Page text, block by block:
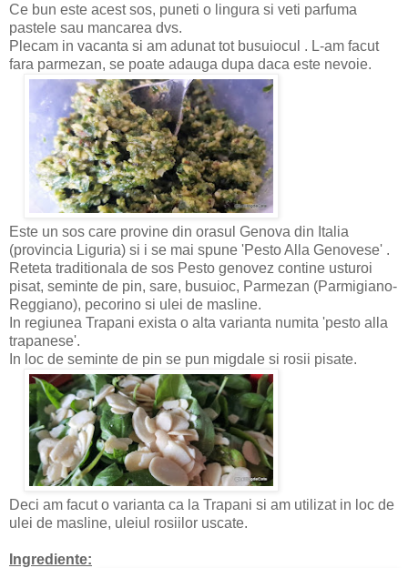
Ce bun este acest sos, puneti o lingura si veti parfuma
pastele sau mancarea dvs.
Plecam in vacanta si am adunat tot busuiocul . L-am facut
fara parmezan, se poate adauga dupa daca este nevoie.
Este un sos care provine din orasul Genova din Italia
(provincia Liguria) si i se mai spune 'Pesto Alla Genovese' .
Reteta traditionala de sos Pesto genovez contine usturoi
pisat, seminte de pin, sare, busuioc, Parmezan (Parmigiano-
Reggiano), pecorino si ulei de masline.
In regiunea Trapani exista o alta varianta numita 'pesto alla
trapanese'.
In loc de seminte de pin se pun migdale si rosii pisate.
Deci am facut o varianta ca la Trapani si am utilizat in loc de
ulei de masline, uleiul rosiilor uscate.
Ingrediente: